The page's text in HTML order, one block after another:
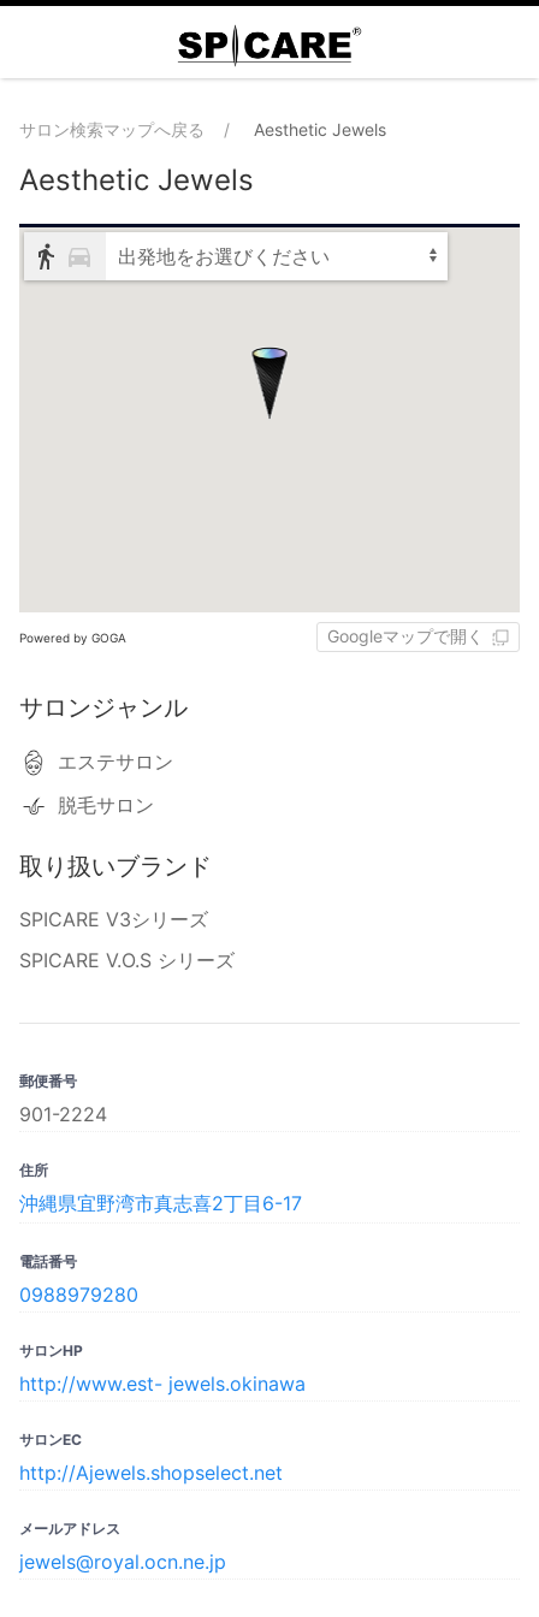
サロン検索マップへ戻る Aesthetic Jewels
Aesthetic Jewels
出発地をお選びください
Powered by GOGA Googleマップで開く
サロンジャンル
エステサロン
脱毛サロン
取り扱いブランド
SPICARE V3シリーズ
SPICARE V.O.S シリーズ
郵便番号
901-2224
住所
沖縄県宜野湾市真志喜2丁目6-17
電話番号
0988979280
サロンHP
http://www.est- jewels.okinawa
サロンEC
http://Ajewels.shopselect.net
メールアドレス
jewels@royal.ocn.ne.jp